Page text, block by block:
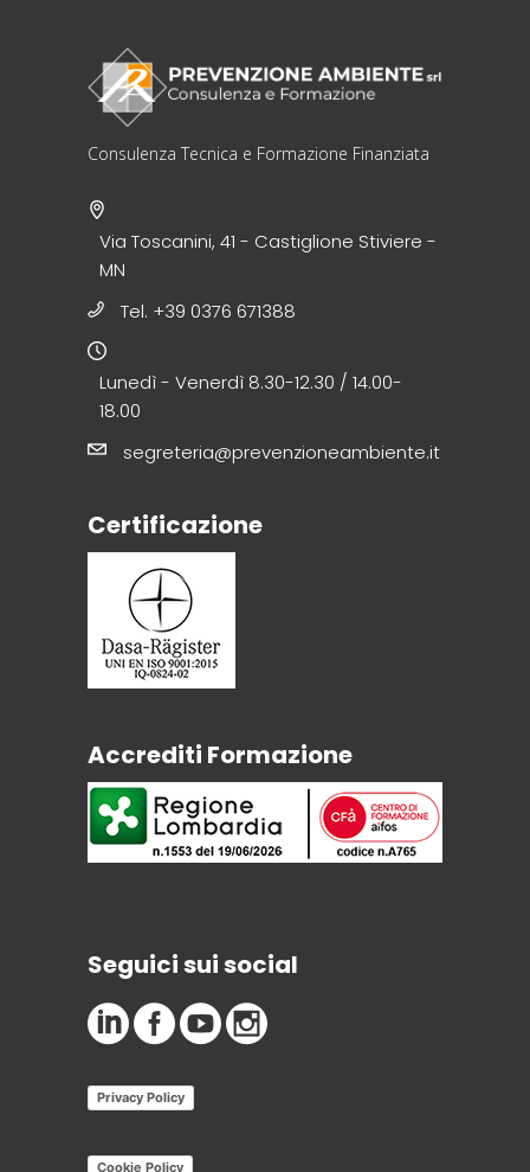
Consulenza Tecnica e Formazione Finanziata
Via Toscanini, 41 - Castiglione Stiviere -
MN
Tel. +39 0376 671388
Lunedì - Venerdì 8.30-12.30 / 14.00-
18.00
segreteria@prevenzioneambiente.it
Certificazione
Accrediti Formazione
Seguici sui social
Privacy Policy
Cookie Policy